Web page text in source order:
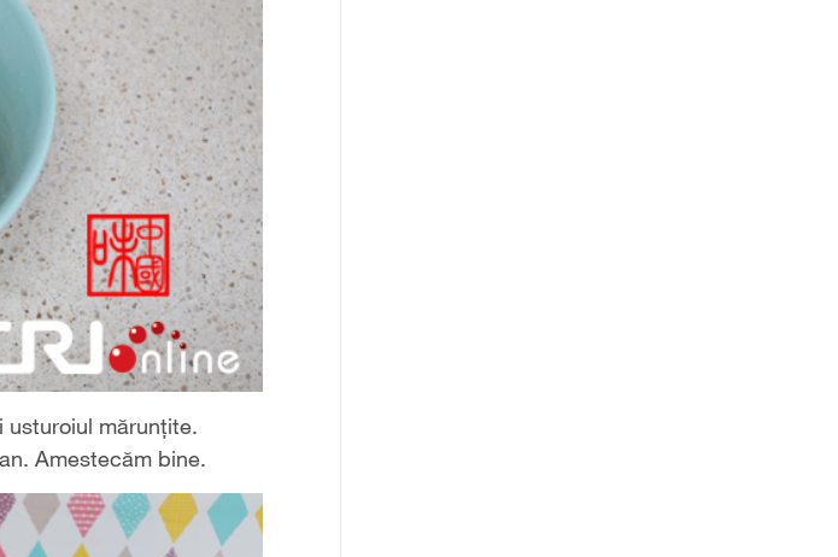
usturoiul mărunțite.
Amestecăm bine.